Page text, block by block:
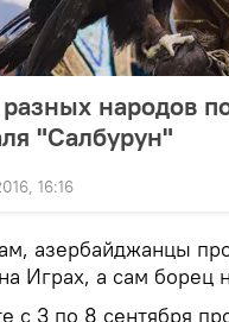
народов
"Салбурун"
16:16
азербайджанцы
Играх, а сам борец
с 3 по 8 сентября